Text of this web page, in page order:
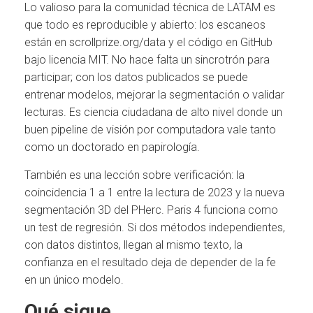
Lo valioso para la comunidad técnica de LATAM es
que todo es reproducible y abierto: los escaneos
están en scrollprize.org/data y el código en GitHub
bajo licencia MIT. No hace falta un sincrotrón para
participar; con los datos publicados se puede
entrenar modelos, mejorar la segmentación o validar
lecturas. Es ciencia ciudadana de alto nivel donde un
buen pipeline de visión por computadora vale tanto
como un doctorado en papirología.
También es una lección sobre verificación: la
coincidencia 1 a 1 entre la lectura de 2023 y la nueva
segmentación 3D del PHerc. Paris 4 funciona como
un test de regresión. Si dos métodos independientes,
con datos distintos, llegan al mismo texto, la
confianza en el resultado deja de depender de la fe
en un único modelo.